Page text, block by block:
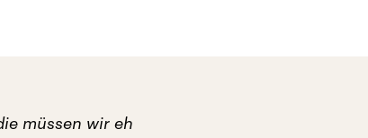
müssen wir eh